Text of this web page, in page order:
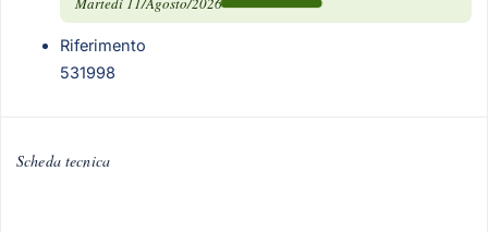
Riferimento
531998
Scheda tecnica